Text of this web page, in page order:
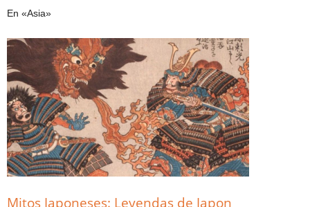
En «Asia»
Mitos Japoneses: Leyendas de Japon